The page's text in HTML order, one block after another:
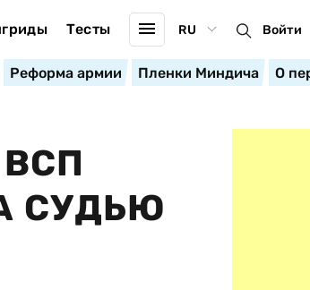
Тесты RU Войти
Реформа армии Пленки Миндича О
СУДЬЮ